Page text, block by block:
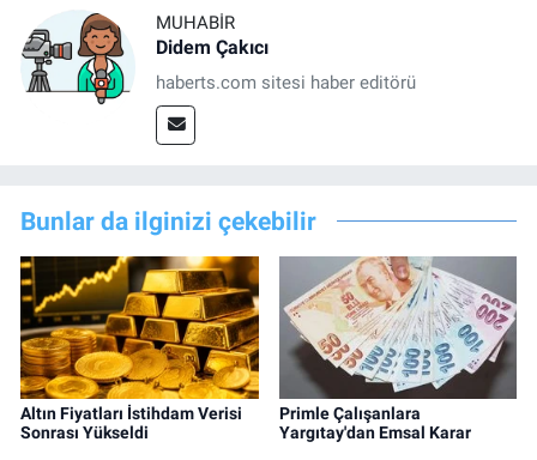
MUHABIR
Didem Çakıcı
haberts.com sitesi haber editörü
Bunlar da ilginizi çekebilir
Altın Fiyatları İstihdam Verisi
Sonrası Yükseldi
Primle Çalışanlara
Yargıtay'dan Emsal Karar